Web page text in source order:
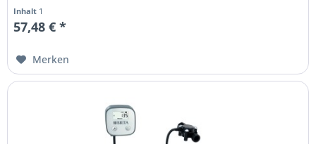
Inhalt 1
57,48 € *
Merken